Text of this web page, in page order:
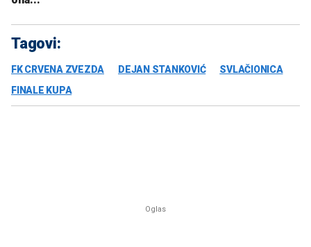
Tagovi:
FK CRVENA ZVEZDA DEJAN STANKOVIĆ
SVLAČIONICA
FINALE KUPA